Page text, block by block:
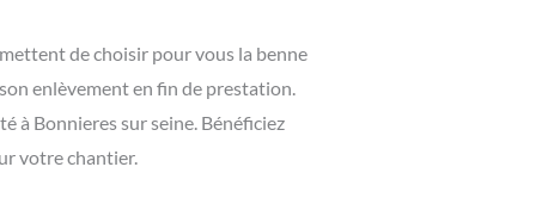
de choisir pour vous la benne
enlèvement en fin de prestation.
à Bonnieres sur seine. Bénéficiez
votre chantier.